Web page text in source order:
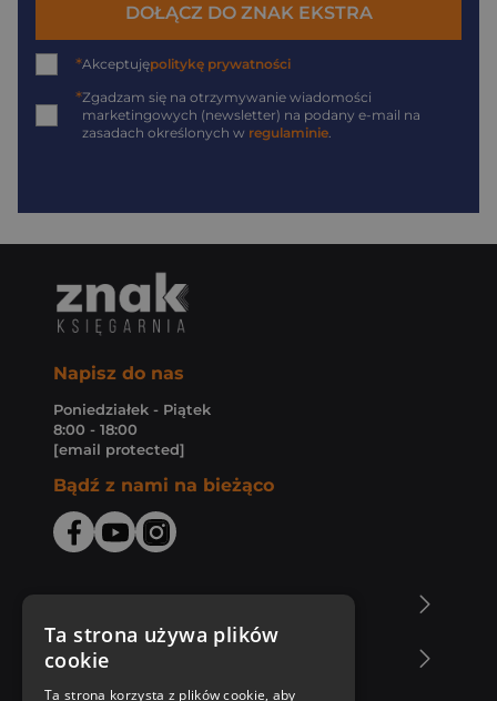
DOŁĄCZ DO ZNAK EKSTRA
*Akceptujępolitykę prywatności
*Zgadzam się na otrzymywanie wiadomości
marketingowych (newsletter) na podany e-mail na
zasadach określonych w regulaminie
Napisz do nas
Poniedziałek - Piątek
8:00 - 18:00
[email protected]
Bądź z nami na bieżąco
Zakupy u nas
Ta strona używa plików
cookie
Ta strona korzysta z plików cookie, aby